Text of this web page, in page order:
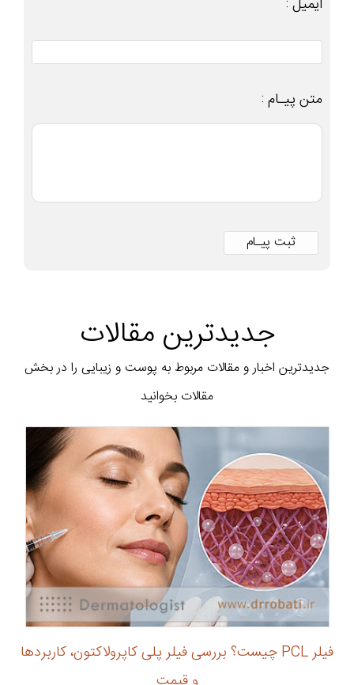
ایمیل :
متن پیـام :
جدیدترین مقالات
جدیدترین اخبار و مقالات مربوط به پوست و زیبایی را در بخش
مقالات بخوانید
فیلر PCL چیست؟ بررسی فیلر پلی کاپرولاکتون، کاربردها
و قیمت